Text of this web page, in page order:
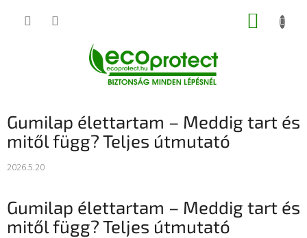
KOSÁR
Gumilap élettartam – Meddig tart és
mitől függ? Teljes útmutató
2026.5.20
Gumilap élettartam – Meddig tart és
mitől függ? Teljes útmutató